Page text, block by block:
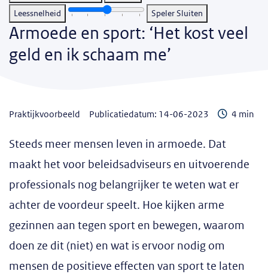
Leessnelheid
Speler Sluiten
Armoede en sport: ‘Het kost veel
geld en ik schaam me’
praktijkvoorbeeld Publicatiedatum: 14-06-2023 Leestijd
4 min
Steeds meer mensen leven in armoede. Dat
maakt het voor beleidsadviseurs en uitvoerende
professionals nog belangrijker te weten wat er
achter de voordeur speelt. Hoe kijken arme
gezinnen aan tegen sport en bewegen, waarom
doen ze dit (niet) en wat is ervoor nodig om
mensen de positieve effecten van sport te laten